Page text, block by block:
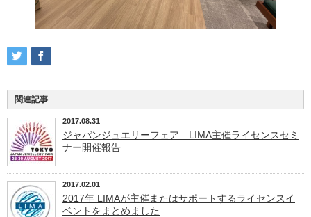
関連記事
2017.08.31
ジャパンジュエリーフェア LIMA主催ライセンスセミ
ナー開催報告
2017.02.01
2017年 LIMAが主催またはサポートするライセンスイ
ベントをまとめました